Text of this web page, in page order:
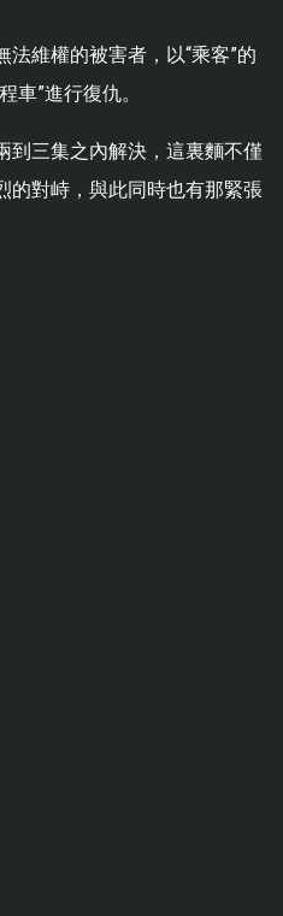
維權的被害者，以“乘客”的
車”進行復仇。
到三集之內解決，這裏麵不僅
的對峙，與此同時也有那緊張